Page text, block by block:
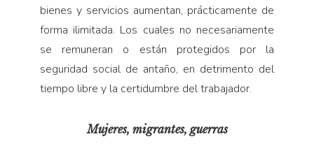
bienes y servicios aumentan, prácticamente de
forma ilimitada. Los cuales no necesariamente
se remuneran o están protegidos por la
seguridad social de antaño, en detrimento del
tiempo libre y la certidumbre del trabajador.
Mujeres, migrantes, guerras